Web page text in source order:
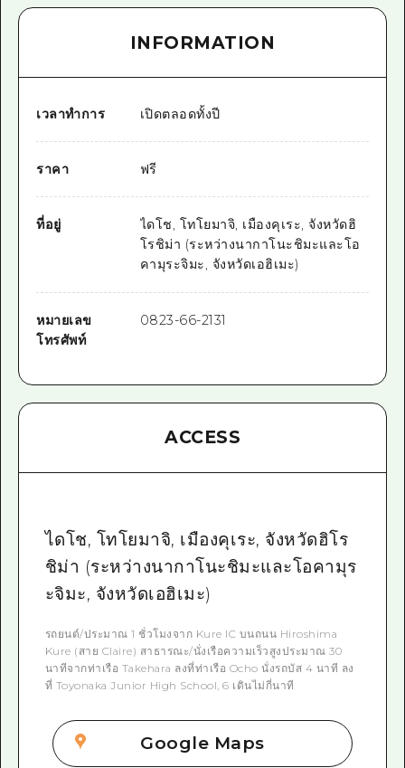
INFORMATION
เวลาทำการ เปิดตลอดทั้งปี
ราคา ฟรี
ที่อยู่
ไดโช, โทโยมาจิ, เมืองคุเระ, จังหวัดฮิ
โรชิม่า (ระหว่างนากาโนะชิมะและโอ
คามุระจิมะ, จังหวัดเอฮิเมะ)
หมายเลข
โทรศัพท์
0823-66-2131
ACCESS
ไดโช, โทโยมาจิ, เมืองคุเระ, จังหวัดฮิโร
ชิม่า (ระหว่างนากาโนะชิมะและโอคามุร
ะจิมะ, จังหวัดเอฮิเมะ)
รถยนต์/ประมาณ 1 ชั่วโมงจาก Kure IC บนถนน Hiroshima
Kure (สาย Claire) สาธารณะ/นั่งเรือความเร็วสูงประมาณ 30
นาทีจากท่าเรือ Takehara ลงที่ท่าเรือ Ocho นั่งรถบัส 4 นาที ลง
ที่ Toyonaka Junior High School, 6 เดินไม่กี่นาที
Google Maps